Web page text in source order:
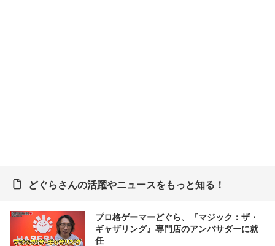
どぐらさんの活躍やニュースをもっと知る！
プロ格ゲーマーどぐら、『マジック：ザ・
ギャザリング』専門店のアンバサダーに就
任